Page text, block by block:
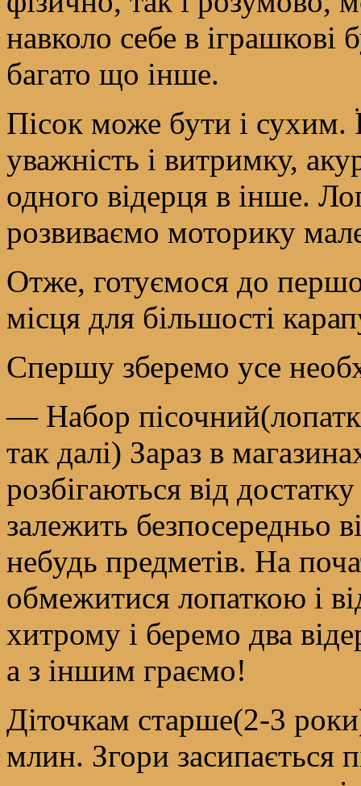
навколо себе в іграшкові
багато що інше.
Пісок може бути і сухим.
уважність і витримку,
одного відерця в інше.
розвиваємо моторику
Отже, готуємося до
місця для більшості
Спершу зберемо усе
— Набор
так далі) Зараз в
розбігаються від
залежить безпосередньо
небудь предметів. На
обмежитися лопаткою і
хитрому і беремо два
а з іншим граємо!
Діточкам старше(2-3
млин. Згори засипається